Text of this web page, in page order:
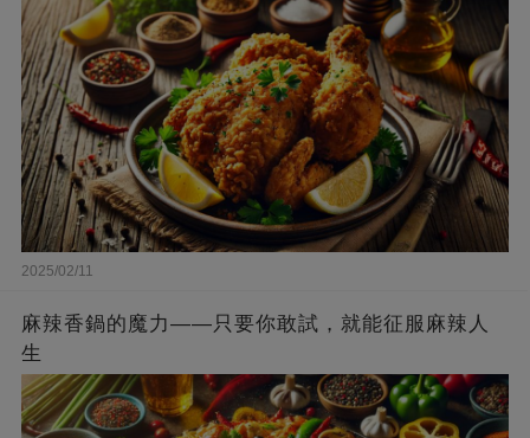
2025/02/11
麻辣香鍋的魔力——只要你敢試，就能征服麻辣人
生